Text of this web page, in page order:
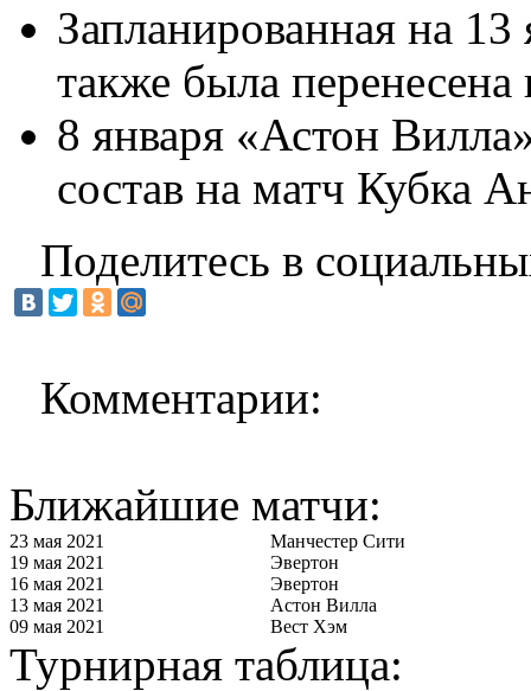
Запланированная на
также была
8 января «Астон
состав на матч Кубка
Поделитесь в
Комментарии:
Ближайшие матчи:
23 мая 2021
Манчестер Сити
19 мая 2021
Эвертон
16 мая 2021
Эвертон
13 мая 2021
Астон Вилла
09 мая 2021
Вест Хэм
Турнирная таблица: